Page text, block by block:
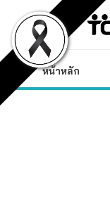
content
หน้าหลัก